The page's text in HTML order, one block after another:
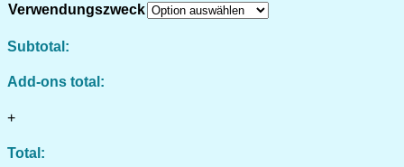
Verwendungszweck
Subtotal:
Add-ons total:
+
Total: